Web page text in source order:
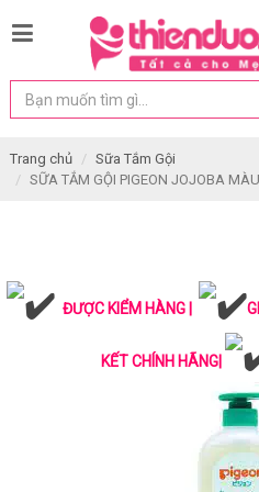
Trang chủ
Sữa Tắm Gội
SỮA TẮM GỘI PIGEON JOJOBA
ĐƯỢC KIỂM HÀNG |
KẾT CHÍNH HÃNG|